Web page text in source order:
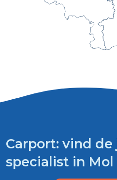
Carport: vind
specialist in Mol